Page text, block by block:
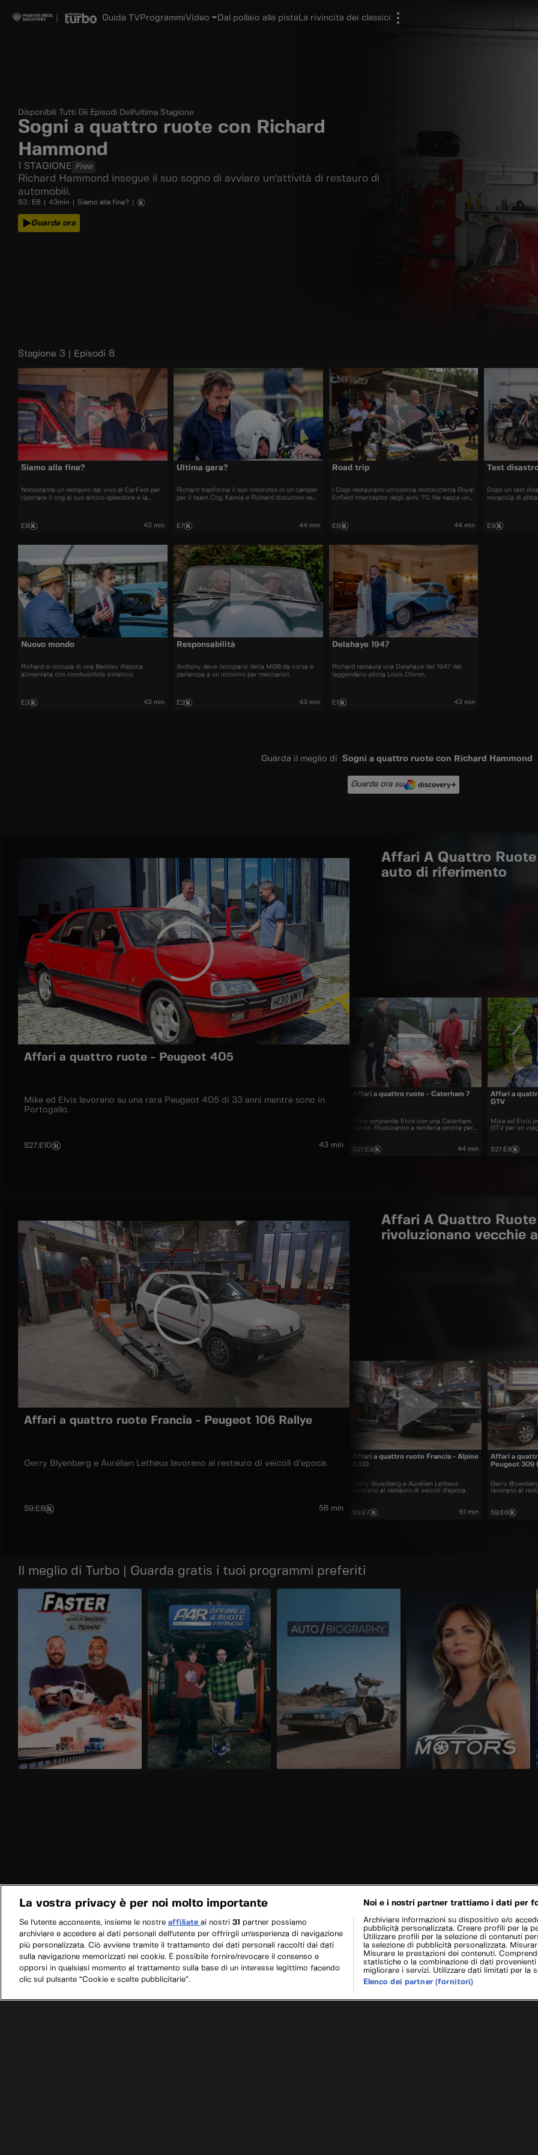
Guida TV ProgrammiVideo Dal pollaio alla pista La rivincita dei classici
Disponibili Tutti Gli Episodi Dell'ultima Stagione
Sogni a quattro ruote con Richard
Hammond
STAGIONE Free
Richard Hammond insegue il suo sogno di avviare un'attività di restauro di
automobili.
S3 : E8 43min Siamo alla fine?
Guarda ora
Stagione 3 | Episodi 8
Siamo alla fine?
Nonostante un restauro dal vivo al CarFest per
riportare il cog al suo antico splendore e la
Anche con un lavoro più remunerativo in vista, il
futuro non sembra certo.
E8 43 min
Ultima gara?
Richard trasforma il suo rimorchio in un camper
per il team Cog. Kamla e Richard discutono se
nell'ultima gara della stagione.
E7
44 min
Road trip
I Cogs restaurano un'iconica motocicletta Royal
Enfield Interceptor degli anni '70. Ne nasce un
personalmente la moto al fantastico festival
Wheels and Waves di Biarritz.
E6 44 min
Test
Dopo un test
minaccia di
E5
Nuovo mondo
Richard si occupa di una Bentley d'epoca
alimentata con combustibile sintetico.
E3 43 min
Responsabilità
Anthony deve occuparsi della MGB da corsa e
partecipa a un incontro per meccanici.
E2 43 min
Delahaye 1947
Richard restaura una Delahaye del 1947 del
leggendario pilota Louis Chiron.
E1 43 min
Guarda il meglio di Sogni a quattro ruote con Richard Hammond
Guarda ora su
Affari A Quattro
auto di riferimento
Affari a quattro ruote - Peugeot 405
Mike ed Elvis lavorano su una rara Peugeot 405 di 33 anni mentre sono in
Portogallo.
S27:E10 43 min
Affari a quattro ruote - Caterham 7
Mike sorprende Elvis con una Caterham
Seven. Riusciranno a renderla pronta per
S27:E9 44 min
Affari a
GTV
Mike ed Elvis
GTV per un
S27:E8
Affari A Quattro Ruote
rivoluzionano vecchie
Affari a quattro ruote Francia - Peugeot 106 Rallye
Gerry Blyenberg e Aurélien Letheux lavorano al restauro di veicoli d’epoca.
S9: E8 58 min
Affari a quattro ruote Francia - Alpine
A310
Gerry Blyenberg e Aurélien Letheux
lavorano al restauro di veicoli d’epoca.
S9:E7 61 min
Affari a
Peugeot 309
Gerry
lavorano al
S9:E6
Il meglio di Turbo | Guarda gratis i tuoi programmi preferiti
La vostra privacy è per noi molto importante
Se l'utente acconsente, insieme le nostre affiliate ai nostri 31
partner possiamo
archiviare e accedere ai dati personali dell'utente per offrirgli un'esperienza di navigazione
più personalizzata. Ciò avviene tramite il trattamento dei dati personali raccolti dai dati
sulla navigazione memorizzati nei cookie. È possibile fornire/revocare il consenso e
opporsi in qualsiasi momento al trattamento sulla base di un interesse legittimo facendo
clic sul pulsante “Cookie e scelte pubblicitarie”.
Noi e i nostri partner trattiamo i dati per
Archiviare informazioni su dispositivo e/o
pubblicità personalizzata. Creare profili per la
Utilizzare profili per la selezione di contenuti
la selezione di pubblicità personalizzata.
Misurare le prestazioni dei contenuti.
statistiche o la combinazione di dati
migliorare i servizi. Utilizzare dati limitati per la
Elenco dei partner (fornitori)